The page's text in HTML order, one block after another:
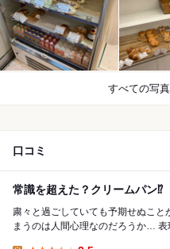
すべての写
口コミ
常識を超えた？クリームパン⁉️
粛々と過ごしていても予期せぬこと
まうのは人間心理なのだろうか… 表現し難いが…見つからなかったハズ